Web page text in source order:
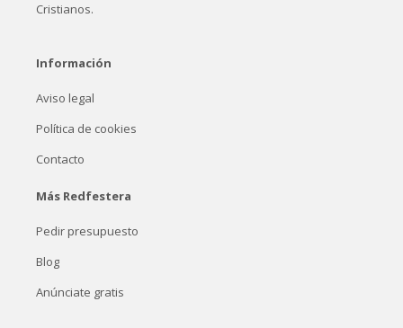
Cristianos.
Información
Aviso legal
Política de cookies
Contacto
Más Redfestera
Pedir presupuesto
Blog
Anúnciate gratis